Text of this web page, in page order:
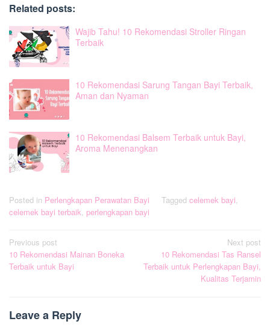
Related posts:
Wajib Tahu! 10 Rekomendasi Stroller Ringan
Terbaik
10 Rekomendasi Sarung Tangan Bayi Terbaik,
Aman dan Nyaman
10 Rekomendasi Balsem Terbaik untuk Bayi,
Aroma Menenangkan
Posted in Perlengkapan Perawatan Bayi Tagged celemek bayi
celemek bayi terbaik perlengkapan bayi
Post
navigation
Previous post
10 Rekomendasi Mainan Boneka
Terbaik untuk Bayi
Next post
10 Rekomendasi Tas Ransel
Terbaik untuk Perlengkapan Bayi,
Kualitas Terjamin
Leave a Reply